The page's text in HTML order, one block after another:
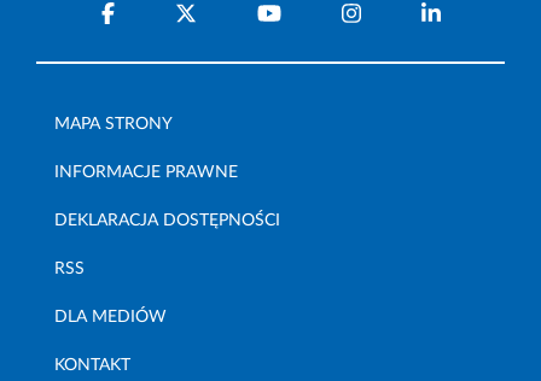
MAPA STRONY
INFORMACJE PRAWNE
DEKLARACJA DOSTĘPNOŚCI
RSS
DLA MEDIÓW
KONTAKT